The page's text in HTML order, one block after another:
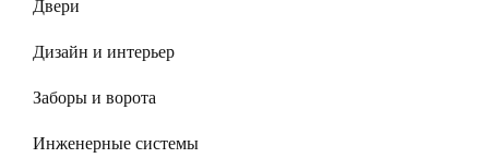
Двери
Дизайн и интерьер
Заборы и ворота
Инженерные системы